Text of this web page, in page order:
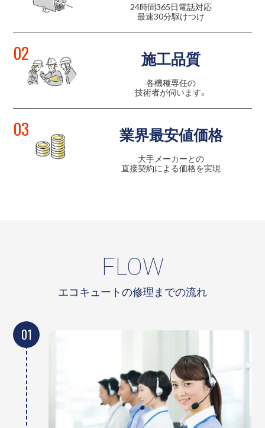
24時間365日電話対応
最速30分駆けつけ
02 施工品質
各機種専任の
技術者が伺います。
03 業界最安値価格
大手メーカーとの
直接契約による価格を実現
FLOW
エコキュートの修理までの流れ
01